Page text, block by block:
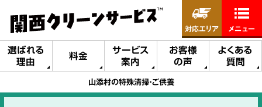
選ばれる
理由
料金
サービス
案内
お客様
の声
よくある
質問
対応エリア メニュー
山添村の特殊清掃・ご供養